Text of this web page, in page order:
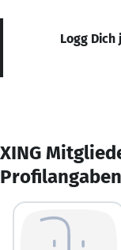
Logg
XING
Profilangaben